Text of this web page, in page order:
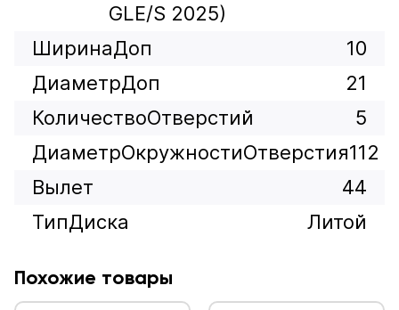
GLE/S 2025)
ШиринаДоп
10
ДиаметрДоп
21
КоличествоОтверстий
5
ДиаметрОкружностиОтверстия112
Вылет
44
ТипДиска
Литой
Похожие товары